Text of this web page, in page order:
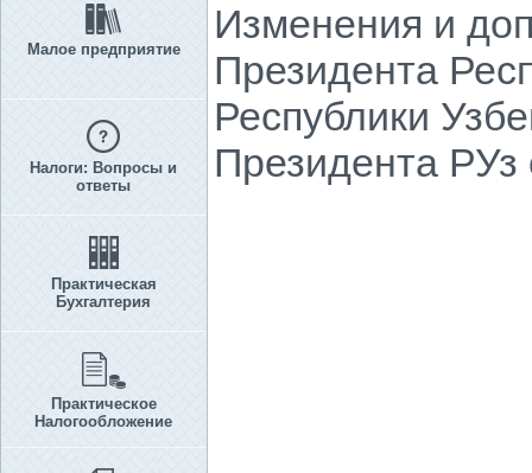
Малое предприятие
Налоги: Вопросы и
ответы
Практическая
Бухгалтерия
Практическое
Налогообложение
Изменения и
Президента
Республики
Президента РУз